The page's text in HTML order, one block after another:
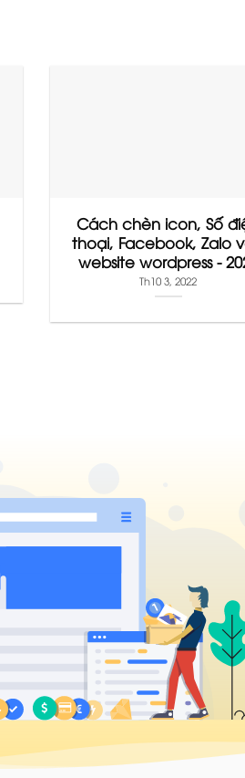
Cách chèn icon, Số
thoại, Facebook, Zalo
website wordpress -
Th10 3, 2022